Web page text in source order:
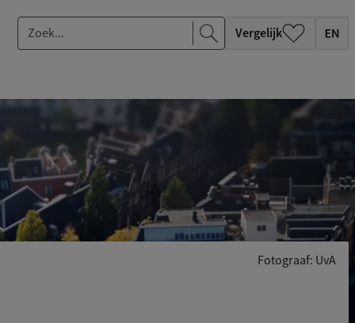
o
.
Vergelijk
Fotograaf: UvA